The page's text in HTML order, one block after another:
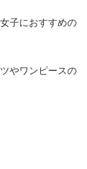
子におすすめの
やワンピースの